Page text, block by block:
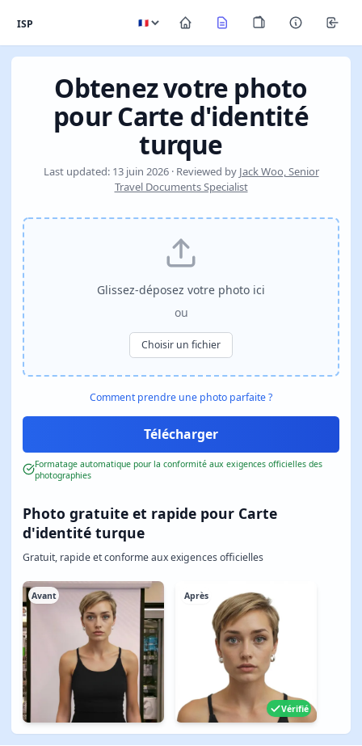
ISP
Obtenez votre photo
pour Carte d'identité
turque
Last updated: 13 juin 2026 · Reviewed by Jack Woo, Senior
Travel Documents Specialist
Photo gratuite et rapide pour Carte
d'identité turque
Gratuit, rapide et conforme aux exigences officielles
Avant Après
Vérifié
Glissez-déposez votre photo ici
ou
Choisir un fichier
Comment prendre une photo parfaite ?
Formatage automatique pour la conformité aux exigences officielles des
photographies